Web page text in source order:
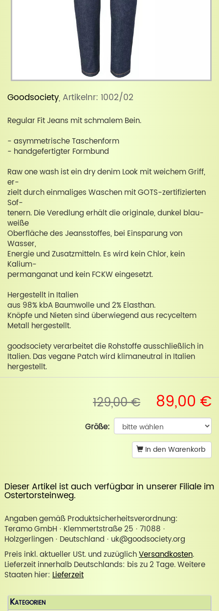
Goodsociety, Artikelnr: 1002/02
Regular Fit Jeans mit schmalem Bein.
- asymmetrische Taschenform
- handgefertigter Formbund
Raw one wash ist ein dry denim Look mit weichem Griff,
er-
zielt durch einmaliges Waschen mit GOTS-zertifizierten
Sof-
tenern. Die Veredlung erhält die originale, dunkel blau-
weiße
Oberfläche des Jeansstoffes, bei Einsparung von
Wasser,
Energie und Zusatzmitteln. Es wird kein Chlor, kein
Kalium-
permanganat und kein FCKW eingesetzt.
Hergestellt in Italien
aus 98% kbA Baumwolle und 2% Elasthan.
Knöpfe und Nieten sind überwiegend aus recyceltem
Metall hergestellt.
goodsociety verarbeitet die Rohstoffe ausschließlich in
Italien. Das vegane Patch wird klimaneutral in Italien
hergestellt.
129,00 € 89,00 €
Größe:
In den Warenkorb
Dieser Artikel ist auch verfügbar in unserer Filiale im
Ostertorsteinweg.
Angaben gemäß Produktsicherheitsverordnung:
Teramo GmbH · Klemmertstraße 25 · 71088 ·
Holzgerlingen · Deutschland · uk@goodsociety.org
Preis inkl. aktueller USt. und zuzüglichVersandkosten.
Lieferzeit innerhalb Deutschlands: bis zu 2 Tage. Weitere
Staaten hier: Lieferzeit
Kategorien